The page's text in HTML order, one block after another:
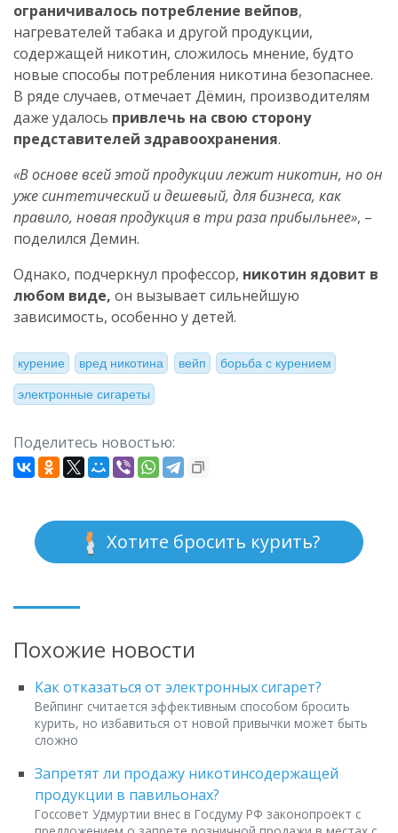
ограничивалось потребление вейпов,
нагревателей табака и другой продукции,
содержащей никотин, сложилось мнение, будто
новые способы потребления никотина безопаснее.
В ряде случаев, отмечает Дёмин, производителям
даже удалось привлечь на свою сторону
представителей здравоохранения.
«В основе всей этой продукции лежит никотин, но он
уже синтетический и дешевый, для бизнеса, как
правило, новая продукция в три раза прибыльнее», –
поделился Демин.
Однако, подчеркнул профессор, никотин ядовит в
любом виде, он вызывает сильнейшую
зависимость, особенно у детей.
курение вред никотина вейп борьба с курением
электронные сигареты
Поделитесь новостью:
Хотите бросить курить?
Похожие новости
Как отказаться от электронных сигарет?
Вейпинг считается эффективным способом бросить
курить, но избавиться от новой привычки может быть
сложно
Запретят ли продажу никотинсодержащей
продукции в павильонах?
Госсовет Удмуртии внес в Госдуму РФ законопроект с